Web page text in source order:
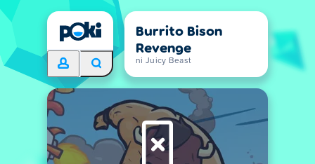
Burrito Bison
Revenge
ni Juicy Beast